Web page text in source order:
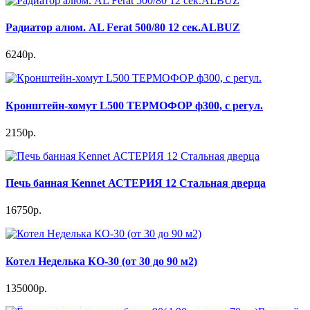
Радиатор алюм. AL Ferat 500/80 12 сек.ALBUZ
6240р.
Кронштейн-хомут L500 ТЕРМОФОР ф300, с регул.
2150р.
Печь банная Kennet АСТЕРИЯ 12 Стальная дверца
16750р.
Котел Неделька КО-30 (от 30 до 90 м2)
135000р.